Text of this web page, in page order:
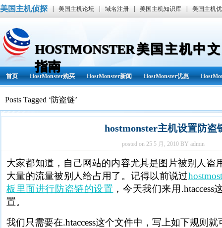
美国主机侦探 美国主机论坛 域名注册 美国主机知识库 美国主机
HOSTMONSTER美国主机中文
指南
首页 HostMonster购买 HostMonster新闻 HostMonster优惠
Posts Tagged ‘防盗链’
hostmonster主机设置防盗
posted on 25 5 月, 2010 BY admin
大家都知道，自己网站的内容尤其是图片被别人盗
大量的流量被别人给占用了。记得以前说过
板里面进行防盗链的设置 ，今天我们来用
置。
我们只需要在.htaccess这个文件中，写上如下规则就